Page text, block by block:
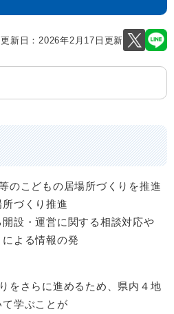
更新日：2026年2月17日更新
こどもの居場所づくりを推進
づくり推進
設・運営に関する相談対応や
による情報の発
をさらに進めるため、県内４地
学ぶことが